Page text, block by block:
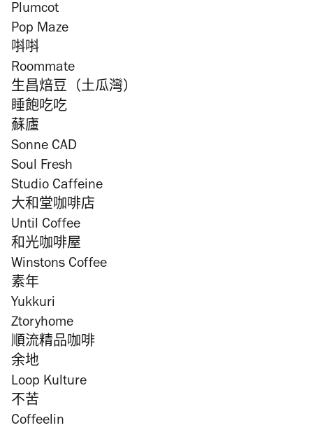
Plumcot
Pop Maze
唞唞
Roommate
生昌焙豆（土瓜灣）
睡飽吃吃
蘇廬
Sonne CAD
Soul Fresh
Studio Caffeine
大和堂咖啡店
Until Coffee
和光咖啡屋
Winstons Coffee
素年
Yukkuri
Ztoryhome
順流精品咖啡
余地
Loop Kulture
不苦
Coffeelin